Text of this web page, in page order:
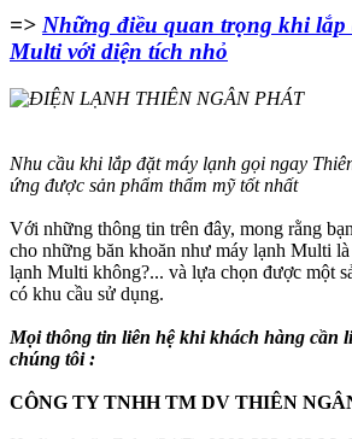
=> Những điều quan trọng khi lắp
Multi với diện tích nhỏ
Nhu cầu khi lắp đặt máy lạnh gọi ngay
ứng được sản phẩm thẩm mỹ tốt nhất
Với những thông tin trên đây, mong rằng
cho những băn khoăn như máy lạnh Multi
lạnh Multi không?... và lựa chọn được một
có khu cầu sử dụng.
Mọi thông tin liên hệ khi khách hàng cần
chúng tôi :
CÔNG TY TNHH TM DV THIÊN